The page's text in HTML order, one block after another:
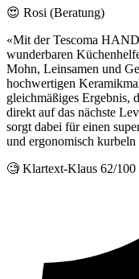
😍 Rosi (Beratung)
«Mit der Tescoma
wunderbaren
Mohn, Leinsamen und
hochwertigen
gleichmäßiges Ergebnis,
direkt auf das nächste
sorgt dabei für einen
und ergonomisch kurbeln
🧐 Klartext-Klaus 62/100